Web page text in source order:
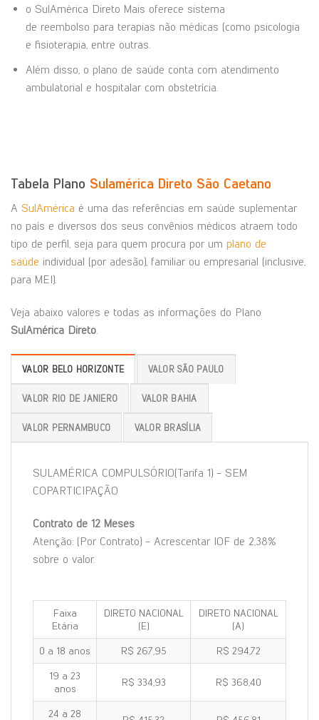
o SulAmérica Direto Mais oferece sistema
de reembolso para terapias não médicas (como psicologia
e fisioterapia, entre outras.
Além disso, o plano de saúde conta com atendimento
ambulatorial e hospitalar com obstetrícia.
Tabela Plano Sulamérica Direto São Caetano
A SulAmérica é uma das referências em saúde suplementar
no país e diversos dos seus convênios médicos atraem todo
tipo de perfil, seja para quem procura por um plano de
saúde individual (por adesão), familiar ou empresarial (inclusive,
para MEI).
Veja abaixo valores e todas as informações do Plano
SulAmérica Direto.
VALOR BELO HORIZONTE VALOR SÃO PAULO
VALOR RIO DE JANIERO VALOR BAHIA
VALOR PERNAMBUCO VALOR BRASÍLIA
SULAMÉRICA COMPULSÓRIO(Tarifa 1) - SEM
COPARTICIPAÇÃO
Contrato de 12 Meses
Atenção: (Por Contrato) - Acrescentar IOF de 2,38%
sobre o valor.
Faixa
Etária
DIRETO NACIONAL
(E)
DIRETO NACIONAL
(A)
0 a 18 anos
R$ 267,95
R$ 294,72
19 a 23
anos
R$ 334,93 R$ 368,40
24 a 28